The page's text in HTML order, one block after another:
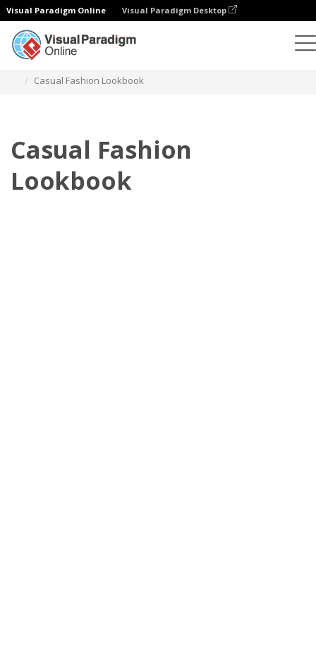
Visual Paradigm Online Visual Paradigm Desktop
Casual Fashion Lookbook
Casual Fashion
Lookbook